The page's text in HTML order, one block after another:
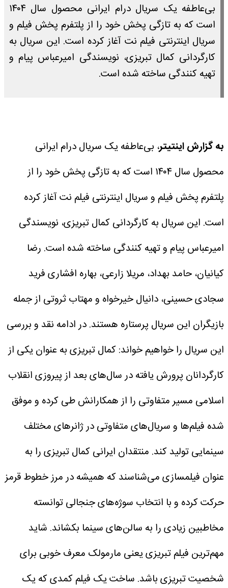
بی‌عاطفه یک سریال درام ایرانی محصول سال ۱۴۰۴
است که به تازگی پخش خود را از پلتفرم پخش فیلم و
سریال اینترنتی فیلم نت آغاز کرده است. این سریال به
کارگردانی کمال تبریزی، نویسندگی امیرعباس پیام و
تهیه کنندگی ساخته شده است.
به گزارش اینتیتر، بی‌عاطفه یک سریال درام ایرانی
محصول سال ۱۴۰۴ است که به تازگی پخش خود را از
پلتفرم پخش فیلم و سریال اینترنتی فیلم نت آغاز کرده
است. این سریال به کارگردانی کمال تبریزی، نویسندگی
امیرعباس پیام و تهیه کنندگی ساخته شده است. رضا
کیانیان، حامد بهداد، مریلا زارعی، بهاره افشاری فرید
سجادی حسینی، دانیال خیرخواه و مهتاب ثروتی از جمله
بازیگران این سریال پرستاره هستند. در ادامه نقد و بررسی
این سریال را خواهیم خواند:کمال تبریزی به عنوان یکی از
کارگردانان پرورش یافته در سال‌های بعد از پیروزی انقلاب
اسلامی مسیر متفاوتی را از همکارانش طی کرده و موفق
شده فیلم‌ها و سریال‌های متفاوتی در ژانر‌های مختلف
سینمایی تولید کند. منتقدان ایرانی کمال تبریزی را به
عنوان فیلمسازی می‌شناسند که همیشه در مرز خطوط قرمز
حرکت کرده و با انتخاب سوژه‌های جنجالی توانسته
مخاطبین زیادی را به سالن‌های سینما بکشاند. شاید
مهم‌ترین فیلم تبریزی یعنی مارمولک معرف خوبی برای
شخصیت تبریزی باشد. ساخت یک فیلم کمدی که یک